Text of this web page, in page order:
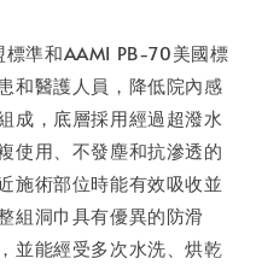
準和AAMI PB-70美國標
和醫護人員，降低院內感
成，底層採用經過超潑水
使用、不發塵和抗滲透的
施術部位時能有效吸收並
組洞巾具有優異的防滑
並能經受多次水洗、烘乾